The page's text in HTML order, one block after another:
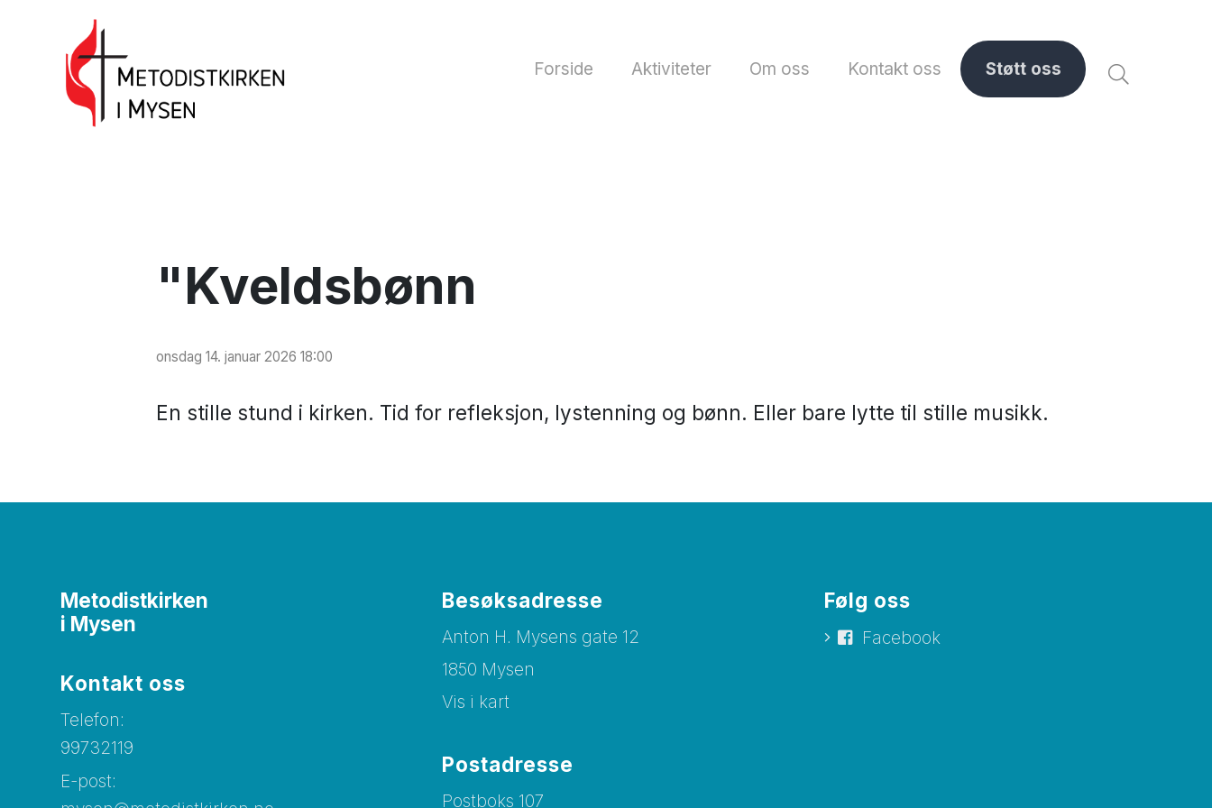
Forside Aktiviteter Om oss Kontakt oss Støtt oss
"Kveldsbønn
onsdag 14. januar 2026 18:00
En stille stund i kirken. Tid for refleksjon, lystenning og bønn. Eller bare lytte til stille musikk.
Metodistkirken
i Mysen
Kontakt oss
Telefon:
99732119
E-post:
Besøksadresse
Anton H. Mysens gate 12
1850 Mysen
Vis i kart
Postadresse
Postboks 107
Følg oss
Facebook